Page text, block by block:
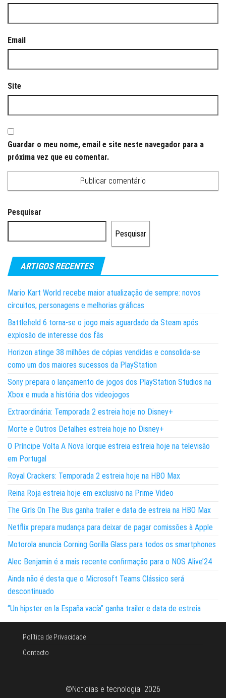
Email
Site
Guardar o meu nome, email e site neste navegador para a
próxima vez que eu comentar.
Pesquisar
Pesquisar
ARTIGOS RECENTES
Mario Kart World recebe maior atualização de sempre: novos
circuitos, personagens e melhorias gráficas
Battlefield 6 torna-se o jogo mais aguardado da Steam após
explosão de interesse dos fãs
Horizon atinge 38 milhões de cópias vendidas e consolida-se
como um dos maiores sucessos da PlayStation
Sony prepara o lançamento de jogos dos PlayStation Studios na
Xbox e muda a história dos videojogos
Extraordinária: Temporada 2 estreia hoje no Disney+
Morte e Outros Detalhes estreia hoje no Disney+
O Príncipe Volta A Nova Iorque estreia estreia hoje na televisão
em Portugal
Royal Crackers: Temporada 2 estreia hoje na HBO Max
Reina Roja estreia hoje em exclusivo na Prime Video
The Girls On The Bus ganha trailer e data de estreia na HBO Max
Netflix prepara mudança para deixar de pagar comissões à Apple
Motorola anuncia Corning Gorilla Glass para todos os smartphones
Alec Benjamin é a mais recente confirmação para o NOS Alive’24
Ainda não é desta que o Microsoft Teams Clássico será
descontinuado
“Un hipster en la España vacía” ganha trailer e data de estreia
Política de Privacidade
Contacto
©Noticias e tecnologia 2026